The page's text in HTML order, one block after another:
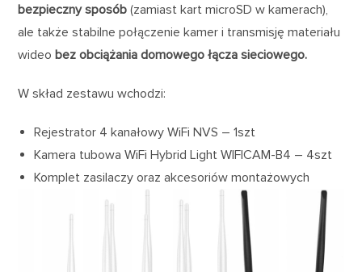
bezpieczny sposób(zamiast kart microSD w kamerach),
ale także stabilne połączenie kamer i transmisję materiału
wideobez obciążania domowego łącza sieciowego.
W skład zestawu wchodzi:
Rejestrator 4 kanałowy WiFi NVS – 1szt
Kamera tubowa WiFi Hybrid Light WIFICAM-B4 – 4szt
Komplet zasilaczy oraz akcesoriów montażowych